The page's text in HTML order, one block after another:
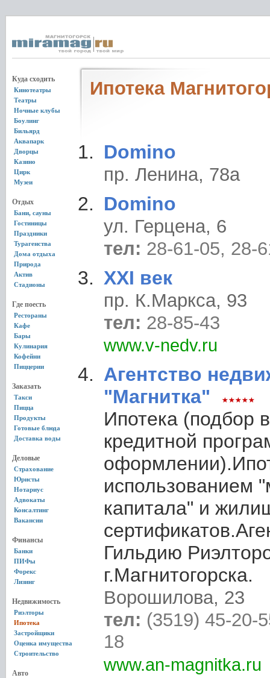
Куда сходить
Кинотеатры
Театры
Ночные клубы
Боулинг
Бильярд
Аквапарк
Дворцы
Казино
Цирк
Музеи
Отдых
Бани, сауны
Гостиницы
Праздники
Турагенства
Дома отдыха
Природа
Актив
Стадионы
Где поесть
Рестораны
Кафе
Бары
Кулинария
Кофейни
Пиццерии
Заказать
Такси
Пицца
Продукты
Готовые блюда
Доставка воды
Деловые
Страхование
Юристы
Нотариус
Адвокаты
Консалтинг
Вакансии
Финансы
Банки
ПИФы
Форекс
Лизинг
Недвижимость
Риэлторы
Ипотека
Застройщики
Оценка имущества
Строительство
Авто
Ипотека
Domino
пр. Ленина, 78а
Domino
ул. Герцена, 6
тел: 28-61-05, 28-
XXI век
пр. К.Маркса, 93
тел: 28-85-43
www.v-nedv.ru
Агентство
"Магнитка"
Ипотека (подбор
кредитной
использованием
капитала" и
Гильдию
г.Магнитогорска.
Ворошилова, 23
тел: (3519) 45-20-
18
www.an-magnitka.ru